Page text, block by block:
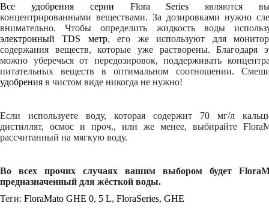
Все удобрения серии Flora Series являются
концентрированными веществами. За дозировками нужно
внимательно. Чтобы определить жидкость воды
электронный TDS метр, его же используют для
содержания веществ, которые уже растворены. Благодаря
можно уберечься от передозировок, поддерживать
питательных веществ в оптимальном соотношении.
удобрения в чистом виде никогда не нужно!
Если используете воду, которая содержит 70 мг/л
дистиллят, осмос и проч., или же менее, выбирайте
рассчитанный на мягкую воду.
Во всех прочих случаях вашим выбором будет
предназначенный для жёсткой воды.
Теги: FloraMato GHE 0, 5 L, FloraSeries, GHE